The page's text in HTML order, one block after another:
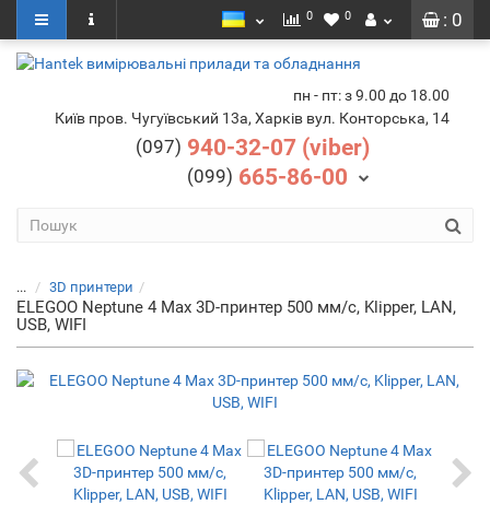
: 0
0 0
пн - пт: з 9.00 до 18.00
Київ пров. Чугуївський 13а, Харків вул. Конторська, 14
(097) 940-32-07 (viber)
(099) 665-86-00
... 3D принтери
ELEGOO Neptune 4 Max 3D-принтер 500 мм/с, Klipper, LAN,
USB, WIFI